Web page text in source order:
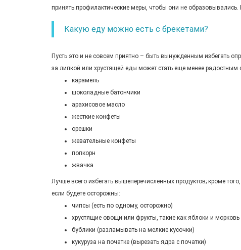
принять профилактические меры, чтобы они не образовывались.
Какую еду можно есть с брекетами?
Пусть это и не совсем приятно – быть вынужденным избегать
за липкой или хрустящей еды может стать еще менее
карамель
шоколадные батончики
арахисовое масло
жесткие конфеты
орешки
жевательные конфеты
попкорн
жвачка
Лучше всего избегать вышеперечисленных продуктов; кроме
если будете осторожны:
чипсы (есть по одному, осторожно)
хрустящие овощи или фрукты, такие как яблоки и морковь
бублики (разламывать на мелкие кусочки)
кукуруза на початке (вырезать ядра с початки)